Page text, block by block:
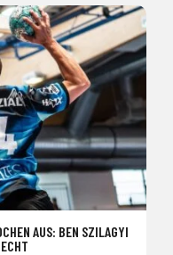
AUS: BEN SZILAGYI